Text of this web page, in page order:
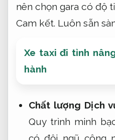
nên chọn gara có độ
Cam kết. Luôn sẵn
Xe taxi đi tỉnh
hành
Chất lượng Dịch
Quy trình minh